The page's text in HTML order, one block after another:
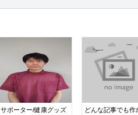
サポーター/健康グッズ
どんな記事でも作